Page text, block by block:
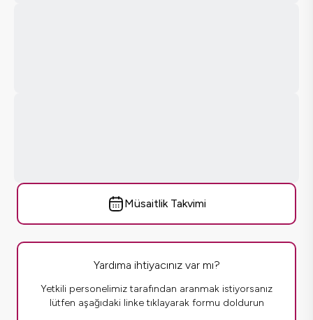
Müsaitlik Takvimi
Yardıma ihtiyacınız var mı?
Yetkili personelimiz tarafından aranmak istiyorsanız
lütfen aşağıdaki linke tıklayarak formu doldurun